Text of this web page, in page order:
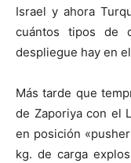
Israel y ahora
cuántos tipos de
despliegue hay en
Más tarde que
de Zaporiya con el
en posición
kg. de carga